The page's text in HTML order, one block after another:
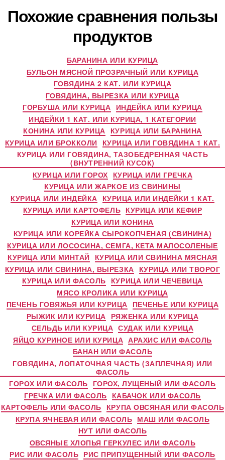
Похожие сравнения пользы
продуктов
БАРАНИНА ИЛИ КУРИЦА
БУЛЬОН МЯСНОЙ ПРОЗРАЧНЫЙ ИЛИ КУРИЦА
ГОВЯДИНА 2 КАТ. ИЛИ КУРИЦА
ГОВЯДИНА, ВЫРЕЗКА ИЛИ КУРИЦА
ГОРБУША ИЛИ КУРИЦА ИНДЕЙКА ИЛИ КУРИЦА
ИНДЕЙКИ 1 КАТ. ИЛИ КУРИЦА, 1 КАТЕГОРИИ
КОНИНА ИЛИ КУРИЦА КУРИЦА ИЛИ БАРАНИНА
КУРИЦА ИЛИ БРОККОЛИ КУРИЦА ИЛИ ГОВЯДИНА 1 КАТ.
КУРИЦА ИЛИ ГОВЯДИНА, ТАЗОБЕДРЕННАЯ ЧАСТЬ
(ВНУТРЕННИЙ КУСОК)
КУРИЦА ИЛИ ГОРОХ КУРИЦА ИЛИ ГРЕЧКА
КУРИЦА ИЛИ ЖАРКОЕ ИЗ СВИНИНЫ
КУРИЦА ИЛИ ИНДЕЙКА КУРИЦА ИЛИ ИНДЕЙКИ 1 КАТ.
КУРИЦА ИЛИ КАРТОФЕЛЬ КУРИЦА ИЛИ КЕФИР
КУРИЦА ИЛИ КОНИНА
КУРИЦА ИЛИ КОРЕЙКА СЫРОКОПЧЕНАЯ (СВИНИНА)
КУРИЦА ИЛИ ЛОСОСИНА, СЕМГА, КЕТА МАЛОСОЛЕНЫЕ
КУРИЦА ИЛИ МИНТАЙ КУРИЦА ИЛИ СВИНИНА МЯСНАЯ
КУРИЦА ИЛИ СВИНИНА, ВЫРЕЗКА КУРИЦА ИЛИ ТВОРОГ
КУРИЦА ИЛИ ФАСОЛЬ КУРИЦА ИЛИ ЧЕЧЕВИЦА
МЯСО КРОЛИКА ИЛИ КУРИЦА
ПЕЧЕНЬ ГОВЯЖЬЯ ИЛИ КУРИЦА ПЕЧЕНЬЕ ИЛИ КУРИЦА
РЫЖИК ИЛИ КУРИЦА РЯЖЕНКА ИЛИ КУРИЦА
СЕЛЬДЬ ИЛИ КУРИЦА СУДАК ИЛИ КУРИЦА
ЯЙЦО КУРИНОЕ ИЛИ КУРИЦА АРАХИС ИЛИ ФАСОЛЬ
БАНАН ИЛИ ФАСОЛЬ
ГОВЯДИНА, ЛОПАТОЧНАЯ ЧАСТЬ (ЗАПЛЕЧНАЯ) ИЛИ
ФАСОЛЬ
ГОРОХ ИЛИ ФАСОЛЬ ГОРОХ, ЛУЩЕНЫЙ ИЛИ ФАСОЛЬ
ГРЕЧКА ИЛИ ФАСОЛЬ КАБАЧОК ИЛИ ФАСОЛЬ
КАРТОФЕЛЬ ИЛИ ФАСОЛЬ КРУПА ОВСЯНАЯ ИЛИ ФАСОЛЬ
КРУПА ЯЧНЕВАЯ ИЛИ ФАСОЛЬ МАШ ИЛИ ФАСОЛЬ
НУТ ИЛИ ФАСОЛЬ
ОВСЯНЫЕ ХЛОПЬЯ ГЕРКУЛЕС ИЛИ ФАСОЛЬ
РИС ИЛИ ФАСОЛЬ РИС ПРИПУЩЕННЫЙ ИЛИ ФАСОЛЬ